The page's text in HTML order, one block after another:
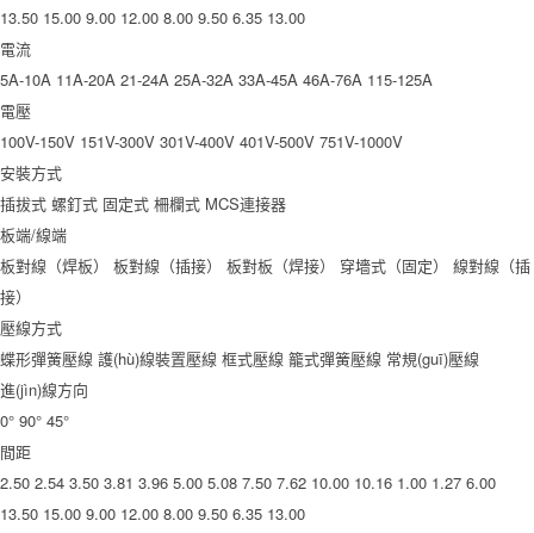
13.50 15.00 9.00 12.00 8.00 9.50 6.35 13.00
電流
5A-10A 11A-20A 21-24A 25A-32A 33A-45A 46A-76A 115-125A
電壓
100V-150V 151V-300V 301V-400V 401V-500V 751V-1000V
安裝方式
插拔式 螺釘式 固定式 柵欄式 MCS連接器
板端/線端
板對線（焊板）
板對線（插接） 板對板（焊接） 穿墻式（固定）
線對線（插
接）
壓線方式
蝶形彈簧壓線 護(hù)線裝置壓線 框式壓線 籠式彈簧壓線 常規(guī)壓線
進(jìn)線方向
0° 90° 45°
間距
2.50 2.54 3.50 3.81 3.96 5.00 5.08 7.50 7.62 10.00 10.16 1.00 1.27 6.00
13.50 15.00 9.00 12.00 8.00 9.50 6.35 13.00